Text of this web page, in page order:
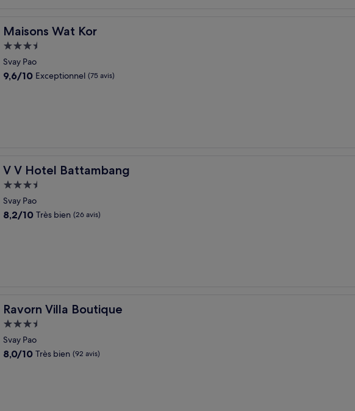
Maisons Wat Kor
Maisons Wat Kor
Hébergement
3.5 étoiles
Svay Pao
9.6
9,6/10 Exceptionnel (75 avis)
V V Hotel Battambang
V V Hotel Battambang
Hébergement
3.5 étoiles
Svay Pao
8.2
8,2/10 Très bien (26 avis)
Ravorn Villa Boutique
Ravorn Villa Boutique
Hébergement
3.5 étoiles
Svay Pao
8.0
8,0/10 Très bien (92 avis)